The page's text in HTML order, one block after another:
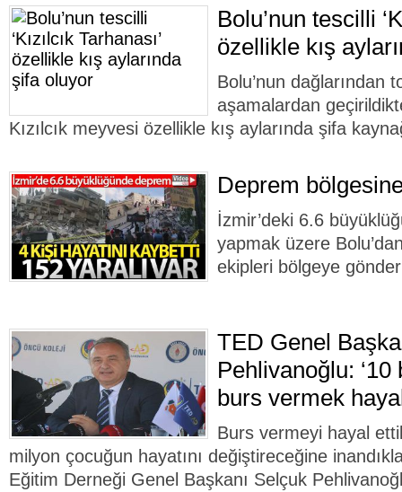
Bolu’nun tescilli
özellikle kış
Bolu’nun dağlarından
aşamalardan
Kızılcık meyvesi özellikle kış aylarında şifa
Deprem
İzmir’deki 6.6
yapmak üzere
ekipleri bölgeye
TED Genel
Pehlivanoğlu:
burs vermek
Burs vermeyi hayal
milyon çocuğun hayatını değiştireceğine
Eğitim Derneği Genel Başkanı Selçuk